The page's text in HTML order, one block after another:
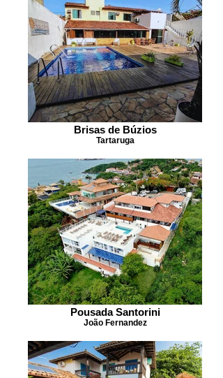
Brisas de Búzios
Tartaruga
Pousada Santorini
João Fernandez